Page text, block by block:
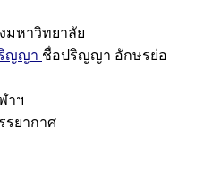
มหาวิทยาลัย
ญญา ชื่อปริญญา อักษรย่อ
าฯ
รยากาศ